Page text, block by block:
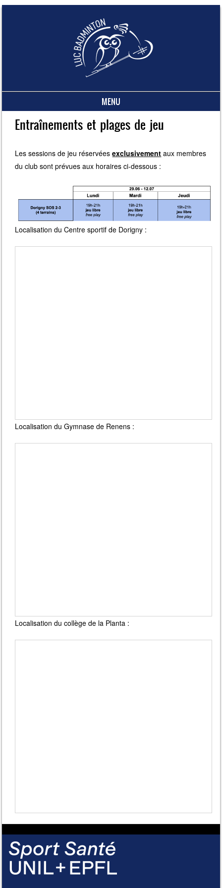
MENU
Skip to content
Entraînements et plages de jeu
Les sessions de jeu réservéesexclusivement aux membres
du club sont prévues aux horaires ci-dessous :
Localisation du Centre sportif de Dorigny :
Localisation du Gymnase de Renens :
Localisation du collège de la Planta :